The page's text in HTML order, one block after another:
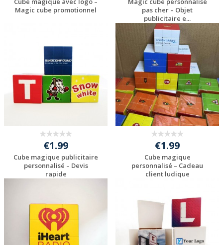
Magic cube promotionnel
pas cher – Objet
publicitaire e...
Personnaliser avec
votre logo
€1.99
Cube magique publicitaire
personnalisé – Devis
rapide
€1.99
Cube magique
personnalisé – Cadeau
client ludique
votre logo